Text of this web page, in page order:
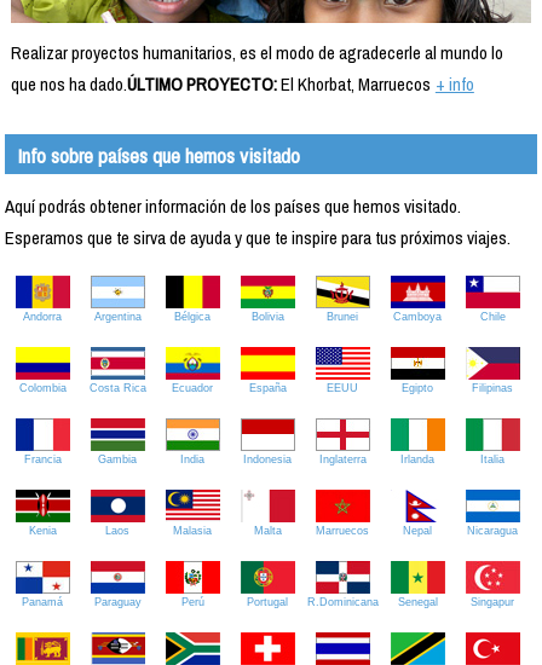
Realizar proyectos humanitarios, es el modo de agradecerle al mundo lo
que nos ha dado.ÚLTIMO PROYECTO:El Khorbat, Marruecos + info
Info sobre países que hemos visitado
Aquí podrás obtener información de los países que hemos visitado.
Esperamos que te sirva de ayuda y que te inspire para tus próximos viajes.
Andorra Argentina Bélgica Bolivia Brunei Camboya Chile
Colombia Costa Rica Ecuador España EEUU Egipto Filipinas
Francia Gambia India Indonesia Inglaterra Irlanda Italia
Kenia Laos Malasia Malta Marruecos Nepal Nicaragua
Panamá Paraguay Perú Portugal R.Dominicana Senegal Singapur